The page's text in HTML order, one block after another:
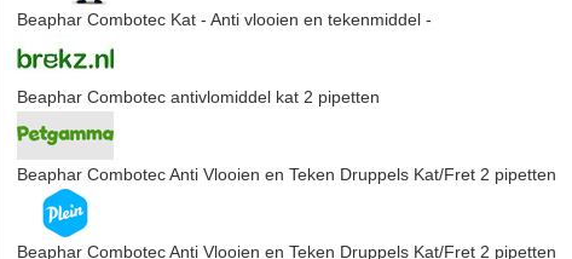
Beaphar Combotec Kat - Anti vlooien en tekenmiddel -
Beaphar Combotec antivlomiddel kat 2 pipetten
Beaphar Combotec Anti Vlooien en Teken Druppels Kat/Fret 2 pipetten
Beaphar Combotec Anti Vlooien en Teken Druppels Kat/Fret 2 pipetten